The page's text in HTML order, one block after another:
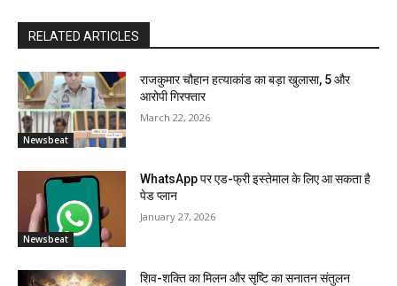
RELATED ARTICLES
Newsbeat
राजकुमार चौहान हत्याकांड का बड़ा खुलासा, 5 और
आरोपी गिरफ्तार
March 22, 2026
Newsbeat
WhatsApp पर एड-फ्री इस्तेमाल के लिए आ सकता है
पेड प्लान
January 27, 2026
शिव-शक्ति का मिलन और सृष्टि का सनातन संतुलन